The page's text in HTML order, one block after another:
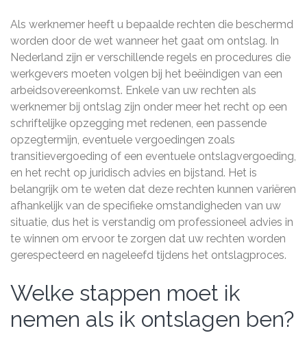
Als werknemer heeft u bepaalde rechten die beschermd
worden door de wet wanneer het gaat om ontslag. In
Nederland zijn er verschillende regels en procedures die
werkgevers moeten volgen bij het beëindigen van een
arbeidsovereenkomst. Enkele van uw rechten als
werknemer bij ontslag zijn onder meer het recht op een
schriftelijke opzegging met redenen, een passende
opzegtermijn, eventuele vergoedingen zoals
transitievergoeding of een eventuele ontslagvergoeding,
en het recht op juridisch advies en bijstand. Het is
belangrijk om te weten dat deze rechten kunnen variëren
afhankelijk van de specifieke omstandigheden van uw
situatie, dus het is verstandig om professioneel advies in
te winnen om ervoor te zorgen dat uw rechten worden
gerespecteerd en nageleefd tijdens het ontslagproces.
Welke stappen moet ik
nemen als ik ontslagen ben?